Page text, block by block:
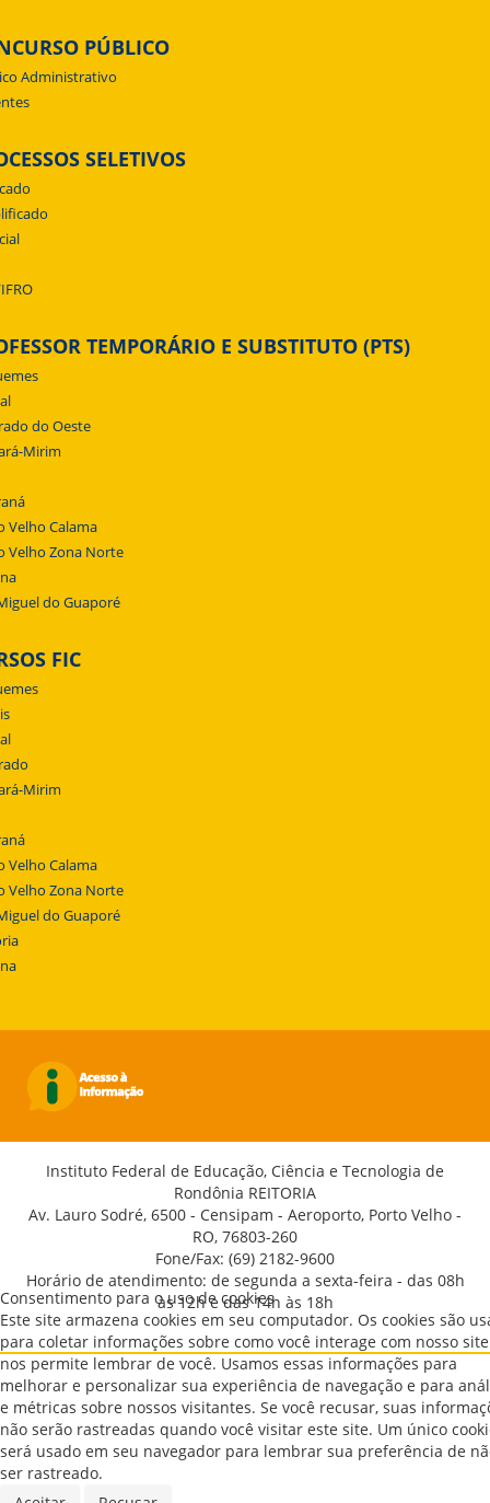
PÚBLICO
Administrativo
SELETIVOS
TEMPORÁRIO E SUBSTITUTO (PTS)
do Oeste
Mirim
Velho Calama
Velho Zona Norte
do Guaporé
FIC
Mirim
Velho Calama
Velho Zona Norte
do Guaporé
Instituto Federal de Educação, Ciência e Tecnologia de
Rondônia REITORIA
Av. Lauro Sodré, 6500 - Censipam - Aeroporto, Porto Velho -
RO, 76803-260
Fone/Fax: (69) 2182-9600
Horário de atendimento: de segunda a sexta-feira - das 08h
às 12h e das 14h às 18h
Consentimento para o uso de cookies
Este site armazena cookies em seu computador. Os cookies são
para coletar informações sobre como você interage com nosso
nos permite lembrar de você. Usamos essas informações para
melhorar e personalizar sua experiência de navegação e para
e métricas sobre nossos visitantes. Se você recusar, suas
não serão rastreadas quando você visitar este site. Um único
será usado em seu navegador para lembrar sua preferência de
ser rastreado.